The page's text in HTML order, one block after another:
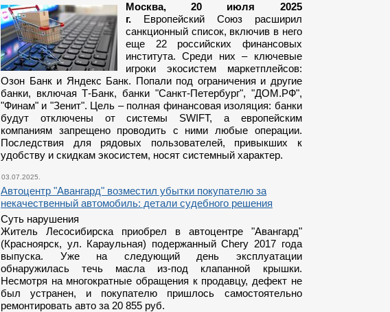
Москва, 20 июля 2025
г. Европейский Союз расширил
санкционный список, включив в него
еще 22 российских финансовых
института. Среди них – ключевые
игроки экосистем маркетплейсов:
Озон Банк и Яндекс Банк. Попали под ограничения и другие
банки, включая Т-Банк, банки "Санкт-Петербург", "ДОМ.РФ",
"Финам" и "Зенит". Цель – полная финансовая изоляция: банки
будут отключены от системы SWIFT, а европейским
компаниям запрещено проводить с ними любые операции.
Последствия для рядовых пользователей, привыкших к
удобству и скидкам экосистем, носят системный характер.
03.07.2025.
Автоцентр "Авангард" возместил убытки покупателю за
некачественный автомобиль: детали судебного решения
Суть нарушения
Житель Лесосибирска приобрел в автоцентре "Авангард"
(Красноярск, ул. Караульная) подержанный Chery 2017 года
выпуска. Уже на следующий день эксплуатации
обнаружилась течь масла из-под клапанной крышки.
Несмотря на многократные обращения к продавцу, дефект не
был устранен, и покупателю пришлось самостоятельно
ремонтировать авто за 20 855 руб.